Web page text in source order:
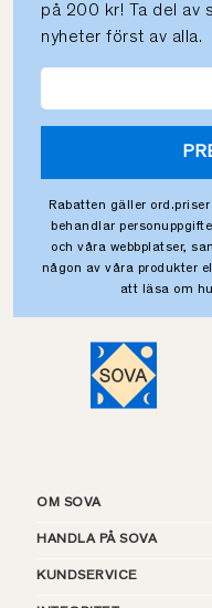
på 200 kr! Ta del av
nyheter först av alla.
Rabatten gäller
behandlar
och våra webbplatser,
någon av våra produkter
att läsa om
OM SOVA
HANDLA PÅ SOVA
KUNDSERVICE